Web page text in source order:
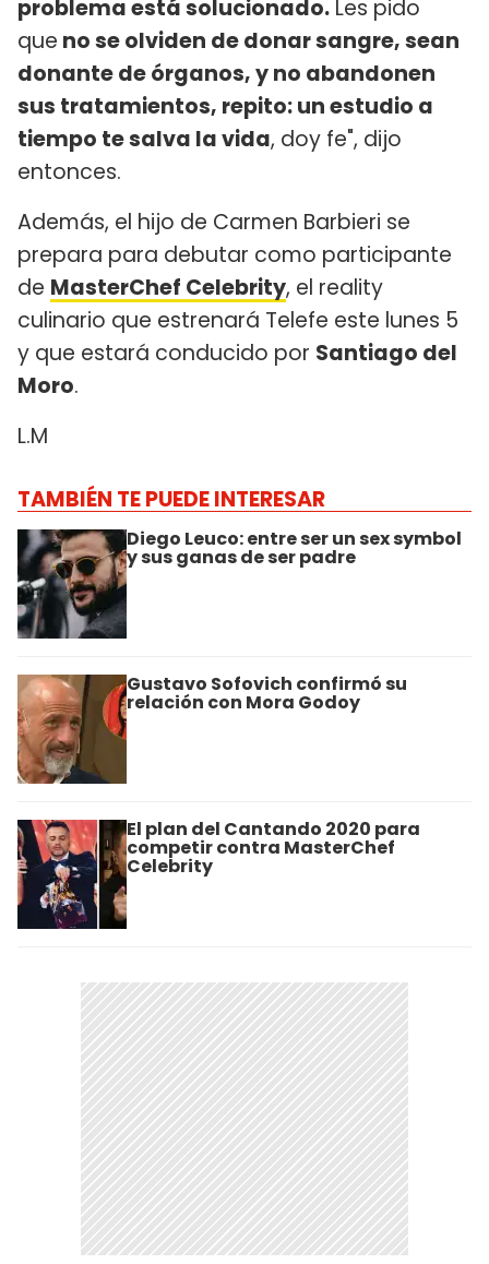
problema está solucionado. Les pido
que no se olviden de donar sangre, sean
donante de órganos, y no abandonen
sus tratamientos, repito: un estudio a
tiempo te salva la vida, doy fe", dijo
entonces.
Además, el hijo de Carmen Barbieri se
prepara para debutar como participante
de MasterChef Celebrity, el reality
culinario que estrenará Telefe este lunes 5
y que estará conducido por Santiago del
Moro.
L.M
TAMBIÉN TE PUEDE INTERESAR
Diego Leuco: entre ser un sex symbol
y sus ganas de ser padre
Gustavo Sofovich confirmó su
relación con Mora Godoy
El plan del Cantando 2020 para
competir contra MasterChef
Celebrity